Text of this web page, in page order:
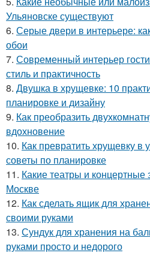
Ульяновске существуют
6. Серые двери в интерьере:
обои
7. Современный интерьер
стиль и практичность
8. Двушка в хрущевке: 10
планировке и дизайну
9. Как преобразить
вдохновение
10. Как превратить хрущевку в
советы по планировке
11. Какие театры и
Москве
12. Как сделать ящик для
своими руками
13. Сундук для хранения на
руками просто и недорого